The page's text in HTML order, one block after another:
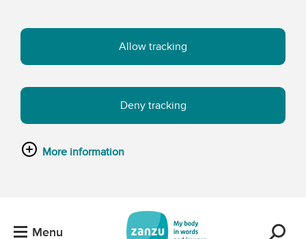
Allow tracking
Deny tracking
More information
Menu